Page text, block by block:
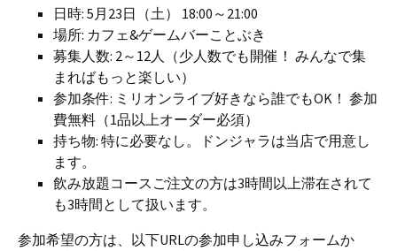
日時: 5月23日（土） 18:00～21:00
場所: カフェ&ゲームバーことぶき
募集人数: 2～12人（少人数でも開催！ みんなで集
まればもっと楽しい）
参加条件: ミリオンライブ好きなら誰でもOK！ 参加
費無料（1品以上オーダー必須）
持ち物: 特に必要なし。ドンジャラは当店で用意し
ます。
飲み放題コースご注文の方は3時間以上滞在されて
も3時間として扱います。
参加希望の方は、以下URLの参加申し込みフォームか